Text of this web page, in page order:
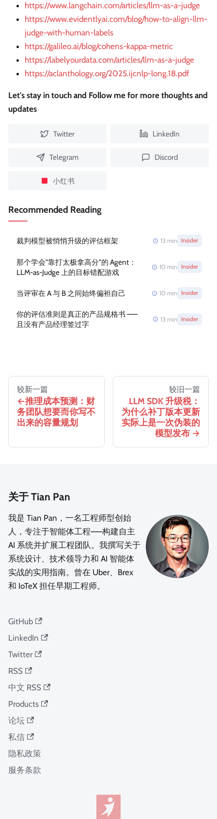
https://www.langchain.com/articles/llm-as-a-judge
https://www.evidentlyai.com/blog/how-to-align-llm-
judge-with-human-labels
https://galileo.ai/blog/cohens-kappa-metric
https://labelyourdata.com/articles/llm-as-a-judge
https://aclanthology.org/2025.ijcnlp-long.18.pdf
Let's stay in touch and Follow me for more thoughts and
updates
Twitter LinkedIn
Telegram Discord
小红书
Recommended Reading
裁判模型被悄悄升级的评估框架 13 min Insider
那个学会"靠打太极拿高分"的 Agent：
LLM-as-Judge 上的目标错配游戏
10 min Insider
当评审在 A 与 B 之间始终偏袒自己 10 min Insider
你的评估准则是真正的产品规格书 ——
且没有产品经理签过字
13 min Insider
较新一篇
推理成本预测：财
务团队想要而你写不
出来的容量规划
较旧一篇
LLM SDK 升级税：
为什么补丁版本更新
实际上是一次伪装的
模型发布
关于 Tian Pan
我是 Tian Pan，一名工程师型创始
人，专注于智能体工程——构建自主
AI 系统并扩展工程团队。我撰写关于
系统设计、技术领导力和 AI 智能体
实战的实用指南。曾在 Uber、Brex
和 IoTeX 担任早期工程师。
GitHub
LinkedIn
Twitter
RSS
中文 RSS
Products
论坛
私信
隐私政策
服务条款